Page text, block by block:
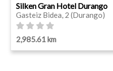
Silken Gran Hotel Durango
Gasteiz Bidea, 2 (Durango)
2,985.61 km